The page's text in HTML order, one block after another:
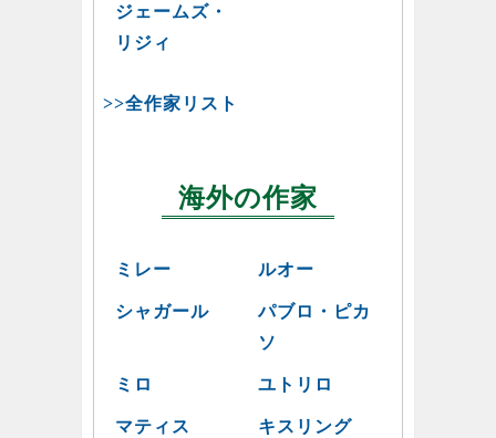
ジェームズ・
リジィ
>>全作家リスト
海外の作家
ミレー ルオー
シャガール
パブロ・ピカ
ソ
ミロ ユトリロ
マティス キスリング